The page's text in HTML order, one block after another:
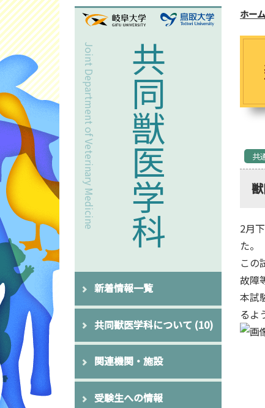
共同獣医学科
Joint Department of Veterinary Medicine
新着情報一覧
共同獣医学科について (10)
関連機関・施設
受験生への情報
ホーム
共
2月
た。
この
故障
本試
るよ